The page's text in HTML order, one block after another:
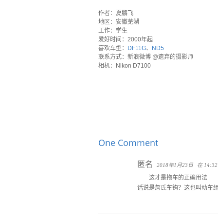
作者：夏鹏飞
地区：安徽芜湖
工作：学生
爱好时间：2000年起
喜欢车型：
DF11G、
ND5
联系方式：新浪微博 @遗弃的摄影师
相机：Nikon D7100
One Comment
匿名 2018年1月23日 在 14:32
这才是拖车的正确用法
话说是詹氏车钩？这也叫动车